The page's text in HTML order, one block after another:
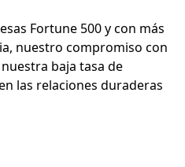
Fortune 500 y con más
nuestro compromiso con
baja tasa de
las relaciones duraderas